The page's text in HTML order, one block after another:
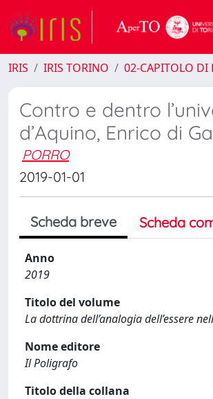
IRIS IRIS TORINO 02-CAPITOLO DI
Contro e dentro
d’Aquino, Enrico di
PORRO
2019-01-01
Scheda breve Scheda
Anno
2019
Titolo del volume
La dottrina dell’analogia dell’essere
Nome editore
Il Poligrafo
Titolo della collana